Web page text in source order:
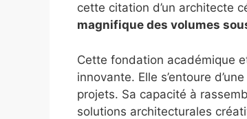
cette citation d’un architecte
magnifique des volumes
Cette fondation académique
innovante. Elle s’entoure
projets. Sa capacité à
solutions architecturales